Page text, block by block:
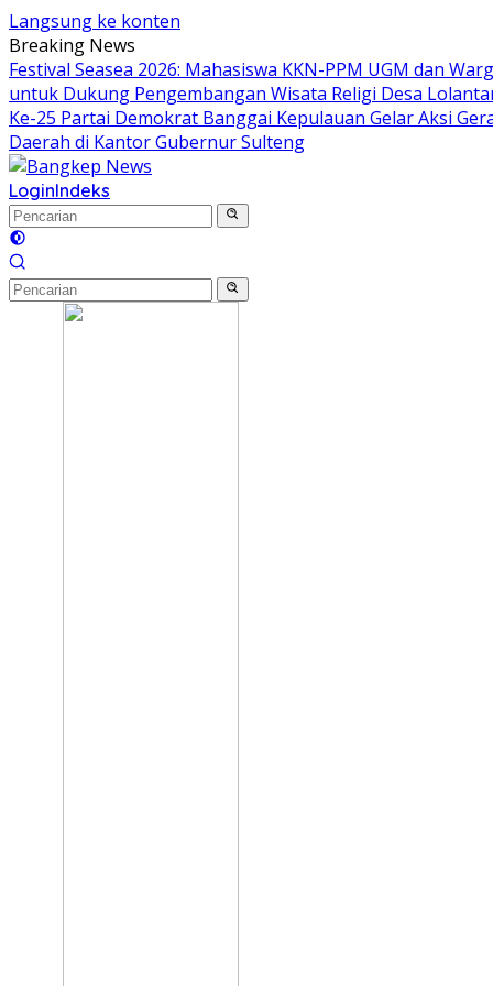
Langsung ke konten
Breaking News
Festival Seasea 2026: Mahasiswa KKN-PPM UGM dan
untuk Dukung Pengembangan Wisata Religi Desa
Ke-25 Partai Demokrat Banggai Kepulauan Gelar Aksi
Daerah di Kantor Gubernur Sulteng
LoginIndeks